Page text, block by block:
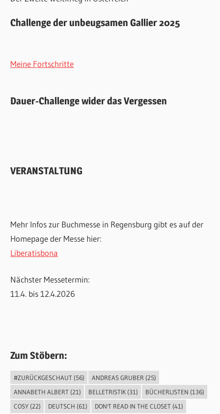
Challenge der unbeugsamen Gallier 2025
Meine Fortschritte
Dauer-Challenge wider das Vergessen
VERANSTALTUNG
Mehr Infos zur Buchmesse in Regensburg gibt es auf der
Homepage der Messe hier:
Liberatisbona
Nächster Messetermin:
11.4. bis 12.4.2026
Zum Stöbern:
#ZURÜCKGESCHAUT(56) ANDREAS GRUBER (25)
ANNABETH ALBERT(21) BELLETRISTIK(31) BÜCHERLISTEN (136)
COSY(22) DEUTSCH (61) DON'T READ IN THE CLOSET(41)